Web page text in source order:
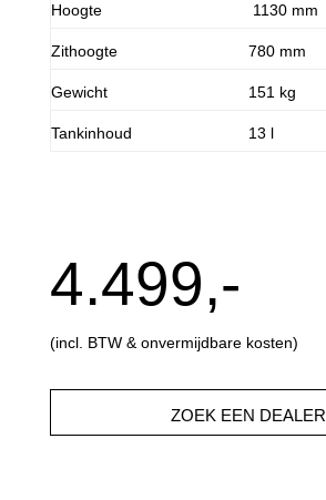
Hoogte 1130 mm
Zithoogte 780 mm
Gewicht 151 kg
Tankinhoud 13 l
4.499,-
(incl. BTW & onvermijdbare kosten)
ZOEK EEN DEALER